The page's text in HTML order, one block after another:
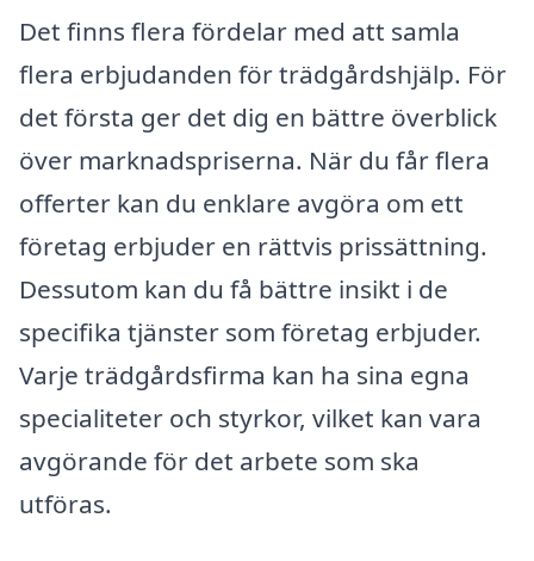
Det finns flera fördelar med att samla
flera erbjudanden för trädgårdshjälp. För
det första ger det dig en bättre överblick
över marknadspriserna. När du får flera
offerter kan du enklare avgöra om ett
företag erbjuder en rättvis prissättning.
Dessutom kan du få bättre insikt i de
specifika tjänster som företag erbjuder.
Varje trädgårdsfirma kan ha sina egna
specialiteter och styrkor, vilket kan vara
avgörande för det arbete som ska
utföras.